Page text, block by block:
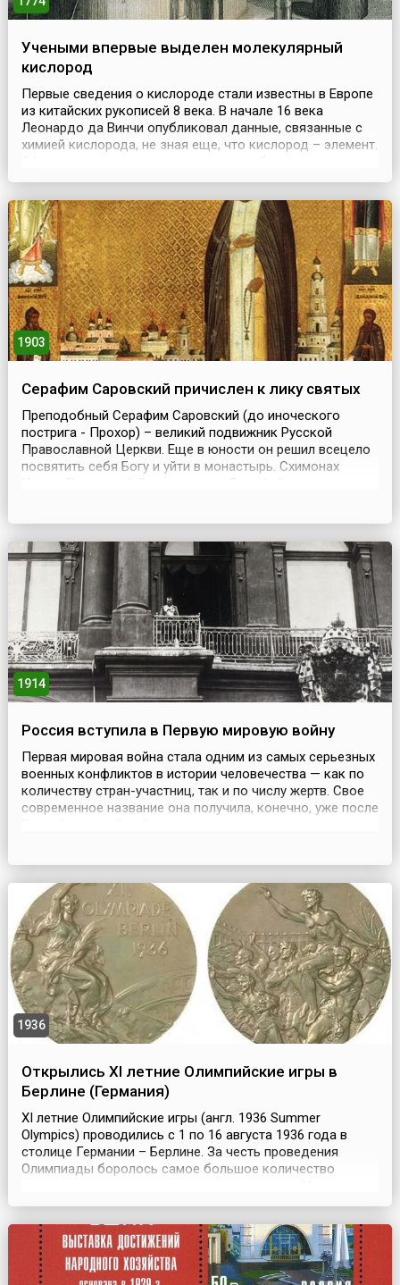
Учеными впервые выделен молекулярный
кислород
Первые сведения о кислороде стали известны в Европе
из китайских рукописей 8 века. В начале 16 века
Леонардо да Винчи опубликовал данные, связанные с
химией кислорода, не зная еще, что кислород – элемент.
английским химиком Джозефом Пристли 1 августа 1774
закрытом сосуде. Пристли направлял на это соед...
1903
Серафим Саровский причислен к лику святых
Преподобный Серафим Саровский (до иноческого
пострига - Прохор) – великий подвижник Русской
Православной Церкви. Еще в юности он решил всецело
посвятить себя Богу и уйти в монастырь. Схимонах
Прох...
1914
Россия вступила в Первую мировую войну
Первая мировая война стала одним из самых серьезных
военных конфликтов в истории человечества — как по
количеству стран-участниц, так и по числу жертв. Свое
современное название она получила, конечно, уже после
1936
Открылись XI летние Олимпийские игры в
Берлине (Германия)
XI летние Олимпийские игры (англ. 1936 Summer
Olympics) проводились с 1 по 16 августа 1936 года в
столице Германии – Берлине. За честь проведения
Олимпиады боролось самое большое количество
Александрия (Египет), Барселона (Испания), Будапешт
Хельсинки (Финляндия), Рио-де-Жанейро (Бразилия),
Рим (Ита...